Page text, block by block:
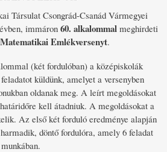
Társulat Csongrád-Csanád Vármegyei
immáron60. alkalommal meghirdeti
Emlékversenyt.
(két fordulóban) a középiskolák
küldünk, amelyet a versenyben
oldanak meg. A leírt megoldásokat
kell átadniuk. A megoldásokat a
Az első két forduló eredménye alapján
döntő fordulóra, amely 6 feladat